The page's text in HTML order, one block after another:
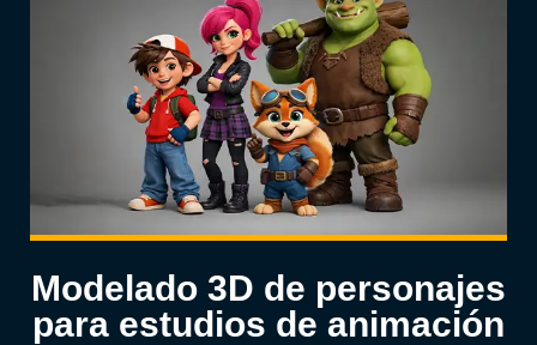
Modelado 3D de personajes
para estudios de animación